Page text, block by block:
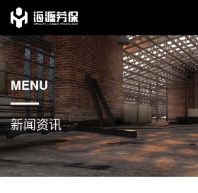
MENU
新闻资讯